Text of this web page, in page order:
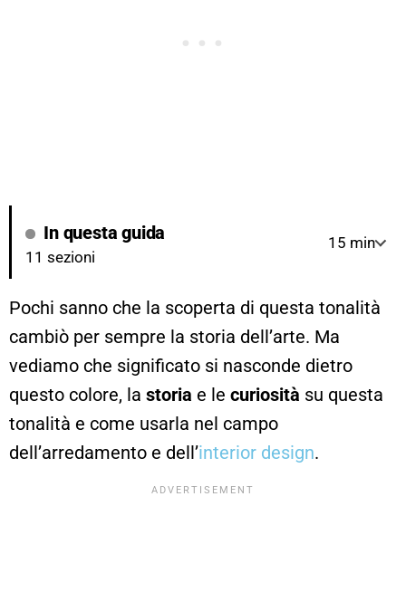
In questa guida
11 sezioni
15 min
Pochi sanno che la scoperta di questa tonalità
cambiò per sempre la storia dell’arte. Ma
vediamo che significato si nasconde dietro
questo colore, la storia e le curiosità su questa
tonalità e come usarla nel campo
dell’arredamento e dell’interior design.